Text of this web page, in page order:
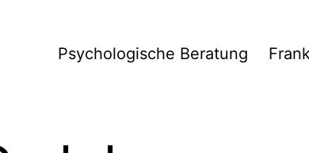
Psychologische Beratung